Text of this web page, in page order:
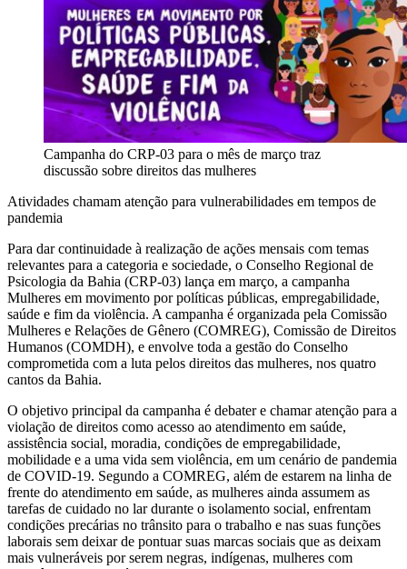
Campanha do CRP-03 para o mês de março traz
discussão sobre direitos das mulheres
Atividades chamam atenção para vulnerabilidades em tempos de
pandemia
Para dar continuidade à realização de ações mensais com temas
relevantes para a categoria e sociedade, o Conselho Regional de
Psicologia da Bahia (CRP-03) lança em março, a campanha
Mulheres em movimento por políticas públicas, empregabilidade,
saúde e fim da violência. A campanha é organizada pela Comissão
Mulheres e Relações de Gênero (COMREG), Comissão de Direitos
Humanos (COMDH), e envolve toda a gestão do Conselho
comprometida com a luta pelos direitos das mulheres, nos quatro
cantos da Bahia.
O objetivo principal da campanha é debater e chamar atenção para a
violação de direitos como acesso ao atendimento em saúde,
assistência social, moradia, condições de empregabilidade,
mobilidade e a uma vida sem violência, em um cenário de pandemia
de COVID-19. Segundo a COMREG, além de estarem na linha de
frente do atendimento em saúde, as mulheres ainda assumem as
tarefas de cuidado no lar durante o isolamento social, enfrentam
condições precárias no trânsito para o trabalho e nas suas funções
laborais sem deixar de pontuar suas marcas sociais que as deixam
mais vulneráveis por serem negras, indígenas, mulheres com